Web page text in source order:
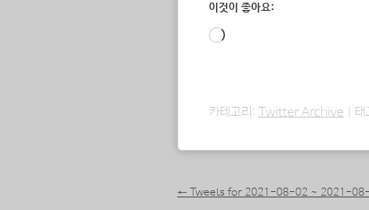
이것이 좋아요:
로
카테고리: Twitter Archive 태
포스트 내비게이
← Tweets for 2021-08-02 ~ 2021-